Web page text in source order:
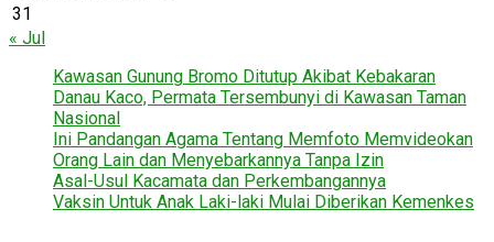
31
« Jul
Kawasan Gunung Bromo Ditutup Akibat Kebakaran
Danau Kaco, Permata Tersembunyi di Kawasan Taman
Nasional
Ini Pandangan Agama Tentang Memfoto Memvideokan
Orang Lain dan Menyebarkannya Tanpa Izin
Asal-Usul Kacamata dan Perkembangannya
Vaksin Untuk Anak Laki-laki Mulai Diberikan Kemenkes